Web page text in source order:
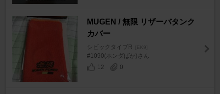
MUGEN / 無限 リザーバタンク
カバー
シビックタイプR [EK9]
#1090(ホンダばか)さん
12
0